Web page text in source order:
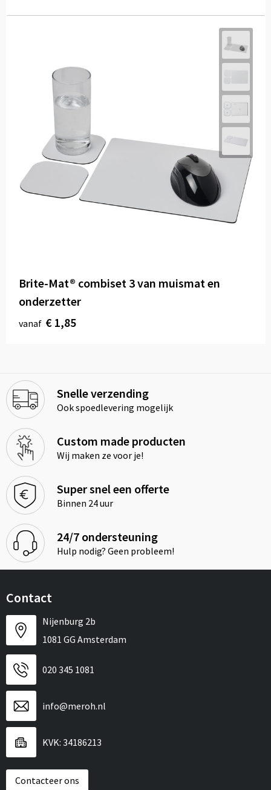
Brite-Mat® combiset 3 van muismat en
onderzetter
vanaf € 1,85
Snelle verzending
Ook spoedlevering mogelijk
Custom made producten
Wij maken ze voor je!
Super snel een offerte
Binnen 24 uur
24/7 ondersteuning
Hulp nodig? Geen probleem!
Contact
Nijenburg 2b
1081 GG Amsterdam
020 345 1081
info@meroh.nl
KVK: 34186213
Contacteer ons